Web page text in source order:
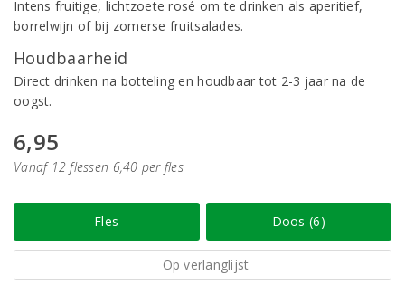
Intens fruitige, lichtzoete rosé om te drinken als aperitief,
borrelwijn of bij zomerse fruitsalades.
Houdbaarheid
Direct drinken na botteling en houdbaar tot 2-3 jaar na de
oogst.
6,95
Vanaf 12 flessen 6,40 per fles
Fles Doos (6)
Op verlanglijst